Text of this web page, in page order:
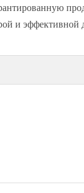
и эффективной